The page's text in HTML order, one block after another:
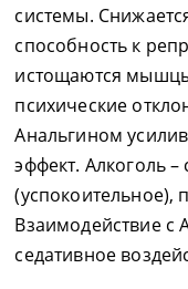
системы.
способность к
истощаются
психические
Анальгином
эффект. Алкоголь
(успокоительное),
Взаимодействие с
седативное